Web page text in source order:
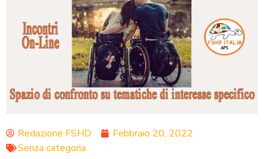
Redazione FSHD
Febbraio 20, 2022
Senza categoria